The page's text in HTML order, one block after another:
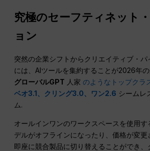
究極のセーフティネット
ョン
突然の企業シフトからクリエイティブ・パ
には、AIツールを集約することが2026年
グローバルGPT 人家のようなトップクラ
ベオ3.1、クリング3.0、ワン2.6 シームレ
ム.
オールインワンのワークスペースを使用す
デルがオフラインになったり、価格が変更
即座に競合製品に切り替えることができ、